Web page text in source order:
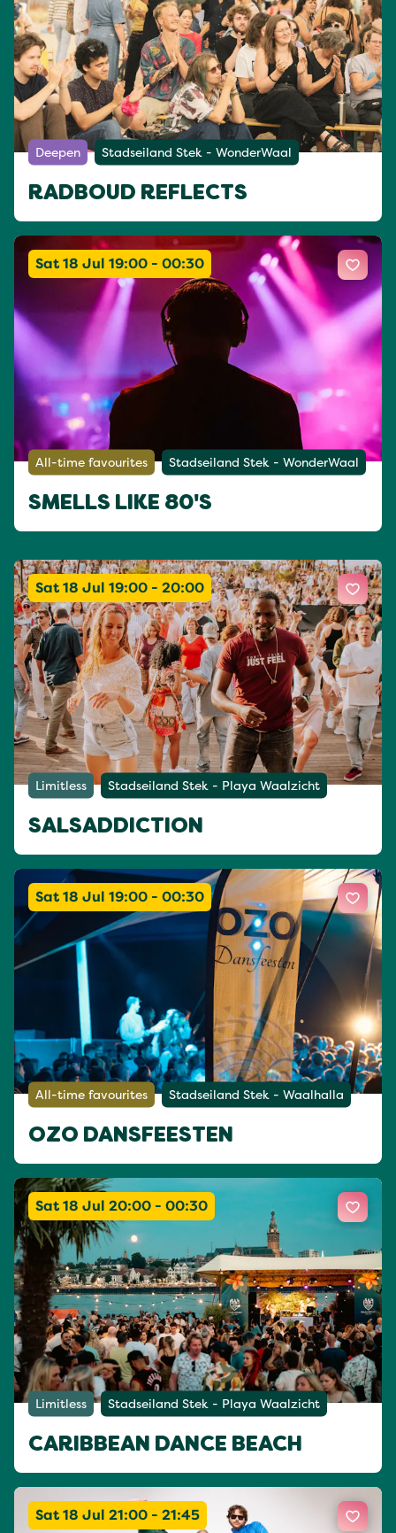
Deepen Stadseiland Stek - WonderWaal
RADBOUD REFLECTS
Sat 18 Jul 19:00 - 00:30
All-time favourites Stadseiland Stek - WonderWaal
SMELLS LIKE 80'S
Sat 18 Jul 19:00 - 20:00
Limitless Stadseiland Stek - Playa Waalzicht
SALSADDICTION
Sat 18 Jul 19:00 - 00:30
All-time favourites Stadseiland Stek - Waalhalla
OZO DANSFEESTEN
Sat 18 Jul 20:00 - 00:30
Limitless Stadseiland Stek - Playa Waalzicht
CARIBBEAN DANCE BEACH
Sat 18 Jul 21:00 - 21:45